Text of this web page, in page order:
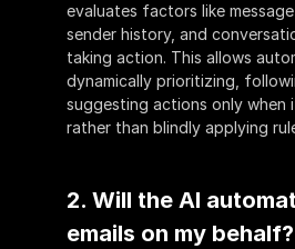
evaluates factors like
sender history, and
taking action. This allows
dynamically prioritizing,
suggesting actions only when
rather than blindly applying
2. Will the AI
emails on my behalf?